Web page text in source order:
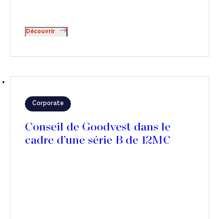
Découvrir
Corporate
Conseil de Goodvest dans le
cadre d’une série B de 12M€